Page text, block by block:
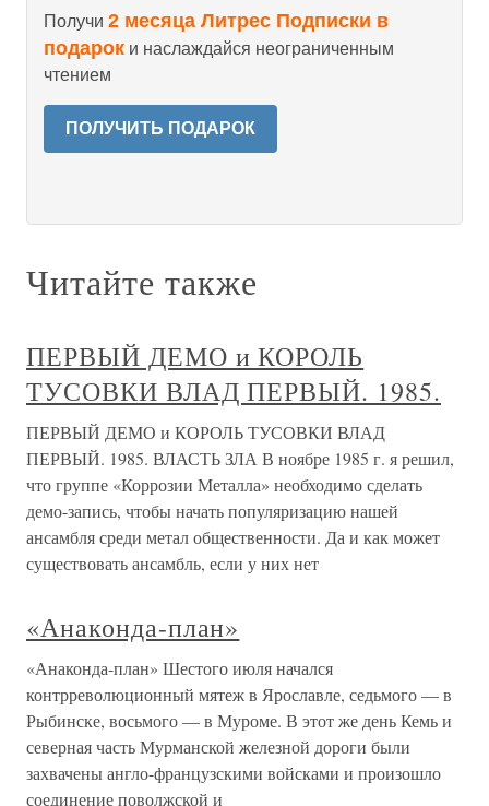
Получи 2 месяца Литрес Подписки в
подарок и наслаждайся неограниченным
чтением
ПОЛУЧИТЬ ПОДАРОК
Читайте также
ПЕРВЫЙ ДЕМО и КОРОЛЬ
ТУСОВКИ ВЛАД ПЕРВЫЙ. 1985.
ПЕРВЫЙ ДЕМО и КОРОЛЬ ТУСОВКИ ВЛАД
ПЕРВЫЙ. 1985. ВЛАСТЬ ЗЛА В ноябре 1985 г. я решил,
что группе «Коррозии Метал­ла» необходимо сделать
демо-запись, чтобы начать популя­ризацию нашей
ансамбля среди метал общественности. Да и как может
существовать ансамбль, если у них нет
«Анаконда-план»
«Анаконда-план» Шестого июля начался
контрреволюционный мятеж в Ярославле, седьмого — в
Рыбинске, восьмого — в Муроме. В этот же день Кемь и
северная часть Мурманской железной дороги были
захвачены англо-французскими войсками и произошло
соединение поволжской и